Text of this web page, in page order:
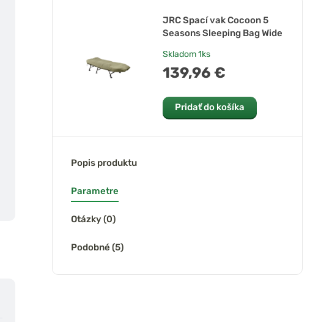
JRC Spací vak Cocoon 5
Seasons Sleeping Bag Wide
Skladom1ks
139,96 €
Pridať do košíka
Popis produktu
Parametre
Otázky (0)
Podobné (5)